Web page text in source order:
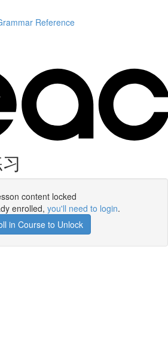
Reference
content locked
enrolled, you'll need to login.
in Course to Unlock